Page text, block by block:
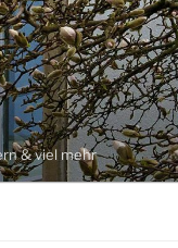
& viel mehr